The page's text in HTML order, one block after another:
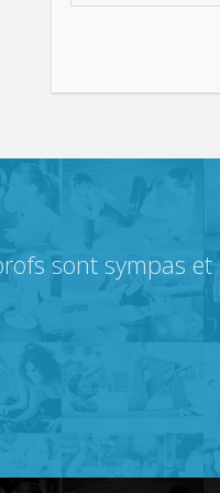
sont sympas et